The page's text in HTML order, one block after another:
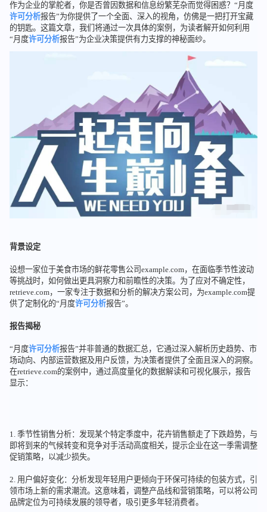
作为企业的掌舵者，你是否曾因数据和信息纷繁芜杂而觉得困惑？“月度
许可分析报告”为你提供了一个全面、深入的视角，仿佛是一把打开宝藏
的钥匙。这篇文章，我们将通过一次具体的案例，为读者解开如何利用
“月度许可分析报告”为企业决策提供有力支撑的神秘面纱。
背景设定
设想一家位于美食市场的鲜花零售公司example.com，在面临季节性波动
等挑战时，如何做出更具洞察力和前瞻性的决策。为了应对不确定性，
retrieve.com，一家专注于数据和分析的解决方案公司，为example.com提
供了定制化的“月度许可分析报告”。
报告揭秘
“月度许可分析报告”并非普通的数据汇总，它通过深入解析历史趋势、市
场动向、内部运营数据及用户反馈，为决策者提供了全面且深入的洞察。
在retrieve.com的案例中，通过高度量化的数据解读和可视化展示，报告
显示：
1. 季节性销售分析：发现某个特定季度中，花卉销售额走了下跌趋势，与
即将到来的气候转变和竞争对手活动高度相关，提示企业在这一季需调整
促销策略，以减少损失。
2. 用户偏好变化：分析发现年轻用户更倾向于环保可持续的包装方式，引
领市场上新的需求潮流。这意味着，调整产品线和营销策略，可以将公司
品牌定位为可持续发展的领导者，吸引更多年轻消费者。